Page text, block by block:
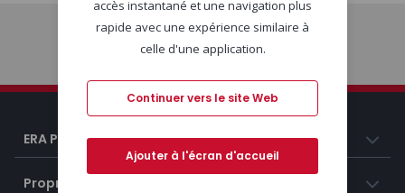
Début
ERA Portugal
Propriétés
accès instantané et une navigation plus
rapide avec une expérience similaire à
celle d'une application.
Continuer vers le site Web
Ajouter à l'écran d'accueil